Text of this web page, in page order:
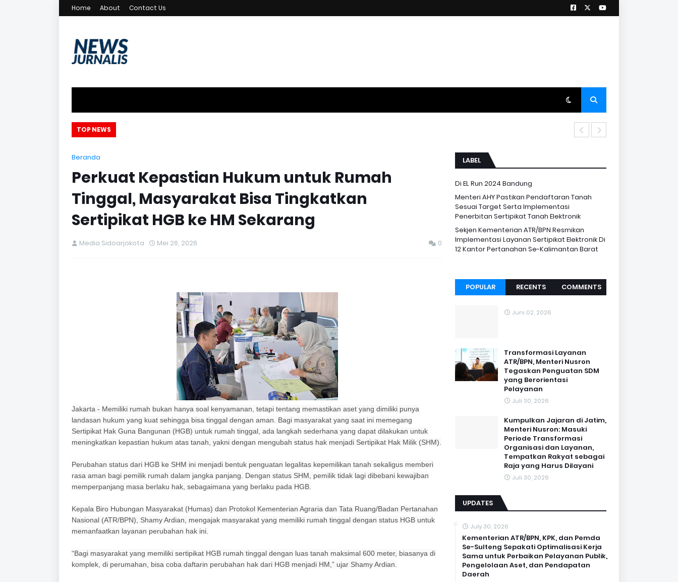
Home About Contact Us
TOP NEWS
Beranda
Perkuat Kepastian Hukum untuk Rumah
Tinggal, Masyarakat Bisa Tingkatkan
Sertipikat HGB ke HM Sekarang
Media Sidoarjokota Mei 26, 2026 0
​Jakarta - Memiliki rumah bukan hanya soal kenyamanan, tetapi tentang memastikan aset yang dimiliki punya
landasan hukum yang kuat sehingga bisa tinggal dengan aman. Bagi masyarakat yang saat ini memegang
Sertipikat Hak Guna Bangunan (HGB) untuk rumah tinggal, ada langkah sederhana yang dapat dilakukan untuk
meningkatkan kepastian hukum atas tanah, yakni dengan mengubah status hak menjadi Sertipikat Hak Milik (SHM).
Perubahan status dari HGB ke SHM ini menjadi bentuk penguatan legalitas kepemilikan tanah sekaligus memberi
rasa aman bagi pemilik rumah dalam jangka panjang. Dengan status SHM, pemilik tidak lagi dibebani kewajiban
memperpanjang masa berlaku hak, sebagaimana yang berlaku pada HGB.
Kepala Biro Hubungan Masyarakat (Humas) dan Protokol Kementerian Agraria dan Tata Ruang/Badan Pertanahan
Nasional (ATR/BPN), Shamy Ardian, mengajak masyarakat yang memiliki rumah tinggal dengan status HGB untuk
memanfaatkan layanan perubahan hak ini.
“Bagi masyarakat yang memiliki sertipikat HGB rumah tinggal dengan luas tanah maksimal 600 meter, biasanya di
komplek, di perumahan, bisa coba daftarin perubahan hak dari HGB menjadi HM,” ujar Shamy Ardian.
LABEL
Di EL Run 2024 Bandung
Menteri AHY Pastikan Pendaftaran Tanah
Sesuai Target Serta Implementasi
Penerbitan Sertipikat Tanah Elektronik
Sekjen Kementerian ATR/BPN Resmikan
Implementasi Layanan Sertipikat Elektronik Di
12 Kantor Pertanahan Se-Kalimantan Barat
POPULAR RECENTS COMMENTS
Juni 02, 2026
Transformasi Layanan
ATR/BPN, Menteri Nusron
Tegaskan Penguatan SDM
yang Berorientasi
Pelayanan
Juli 30, 2026
Kumpulkan Jajaran di Jatim,
Menteri Nusron: Masuki
Periode Transformasi
Organisasi dan Layanan,
Tempatkan Rakyat sebagai
Raja yang Harus Dilayani
Juli 30, 2026
UPDATES
July 30, 2026
Kementerian ATR/BPN, KPK, dan Pemda
Se-Sulteng Sepakati Optimalisasi Kerja
Sama untuk Perbaikan Pelayanan Publik,
Pengelolaan Aset, dan Pendapatan
Daerah